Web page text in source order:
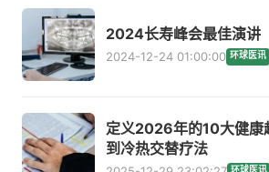
2024长寿峰会最佳演讲
2024-12-24 01:00:00 环球医讯
定义2026年的10大健康
到冷热交替疗法
环球医讯